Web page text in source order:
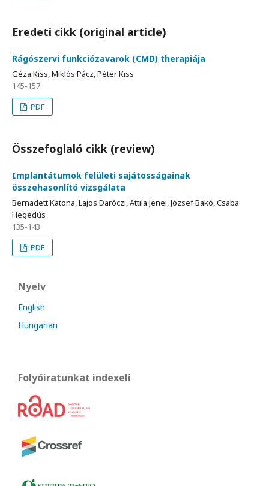
Eredeti cikk (original article)
Rágószervi funkciózavarok (CMD) therapiája
Géza Kiss, Miklós Pácz, Péter Kiss
145-157
PDF
Összefoglaló cikk (review)
Implantátumok felületi sajátosságainak
összehasonlító vizsgálata
Bernadett Katona, Lajos Daróczi, Attila Jenei, József Bakó, Csaba
Hegedűs
135-143
PDF
Nyelv
English
Hungarian
Folyóiratunkat indexeli